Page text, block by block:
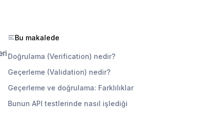
Bu makalede
Doğrulama (Verification) nedir?
Geçerleme (Validation) nedir?
Geçerleme ve doğrulama: Farklılıklar
Bunun API testlerinde nasıl işlediği